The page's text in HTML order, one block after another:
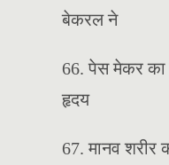
बेकरल ने
66. पेस मेकर
हृदय
67. मानव शरीर